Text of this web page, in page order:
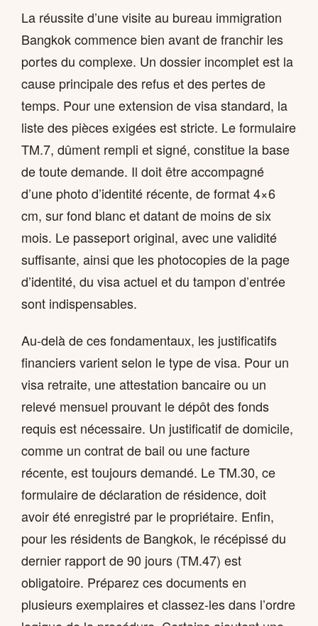
La réussite d’une visite au bureau immigration
Bangkok commence bien avant de franchir les
portes du complexe. Un dossier incomplet est la
cause principale des refus et des pertes de
temps. Pour une extension de visa standard, la
liste des pièces exigées est stricte. Le formulaire
TM.7, dûment rempli et signé, constitue la base
de toute demande. Il doit être accompagné
d’une photo d’identité récente, de format 4×6
cm, sur fond blanc et datant de moins de six
mois. Le passeport original, avec une validité
suffisante, ainsi que les photocopies de la page
d’identité, du visa actuel et du tampon d’entrée
sont indispensables.
Au-delà de ces fondamentaux, les justificatifs
financiers varient selon le type de visa. Pour un
visa retraite, une attestation bancaire ou un
relevé mensuel prouvant le dépôt des fonds
requis est nécessaire. Un justificatif de domicile,
comme un contrat de bail ou une facture
récente, est toujours demandé. Le TM.30, ce
formulaire de déclaration de résidence, doit
avoir été enregistré par le propriétaire. Enfin,
pour les résidents de Bangkok, le récépissé du
dernier rapport de 90 jours (TM.47) est
obligatoire. Préparez ces documents en
plusieurs exemplaires et classez-les dans l’ordre